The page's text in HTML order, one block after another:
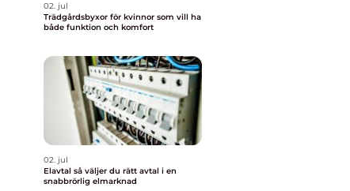
02. jul
Trädgårdsbyxor för kvinnor som vill ha
både funktion och komfort
02. jul
Elavtal så väljer du rätt avtal i en
snabbrörlig elmarknad